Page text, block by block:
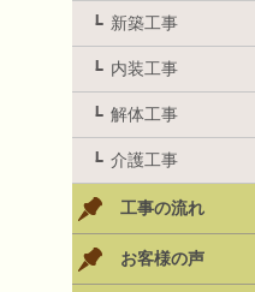
新築工事
内装工事
解体工事
介護工事
工事の流れ
お客様の声